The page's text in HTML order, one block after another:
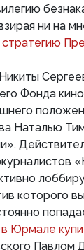
ни на
стратегию
Фонда
Наталью
которого
в Юрмале
Павлом